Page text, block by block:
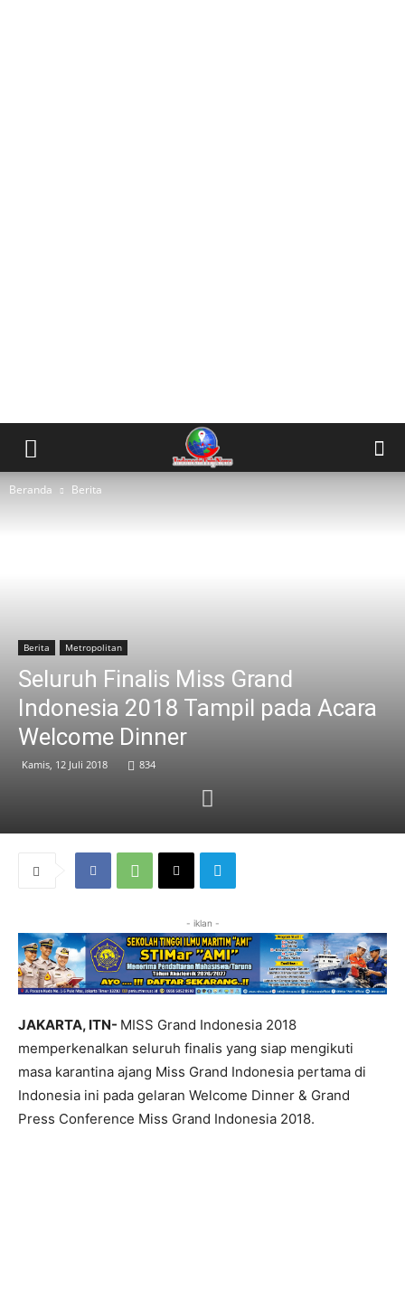
Beranda Berita
Berita Metropolitan
Seluruh Finalis Miss Grand
Indonesia 2018 Tampil pada Acara
Welcome Dinner
Kamis, 12 Juli 2018 834
- iklan -
JAKARTA, ITN- MISS Grand Indonesia 2018
memperkenalkan seluruh finalis yang siap mengikuti
masa karantina ajang Miss Grand Indonesia pertama di
Indonesia ini pada gelaran Welcome Dinner & Grand
Press Conference Miss Grand Indonesia 2018.